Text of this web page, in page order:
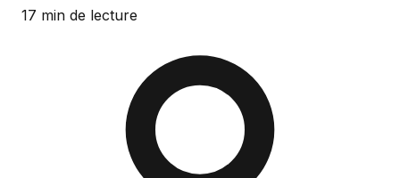
17 min de lecture